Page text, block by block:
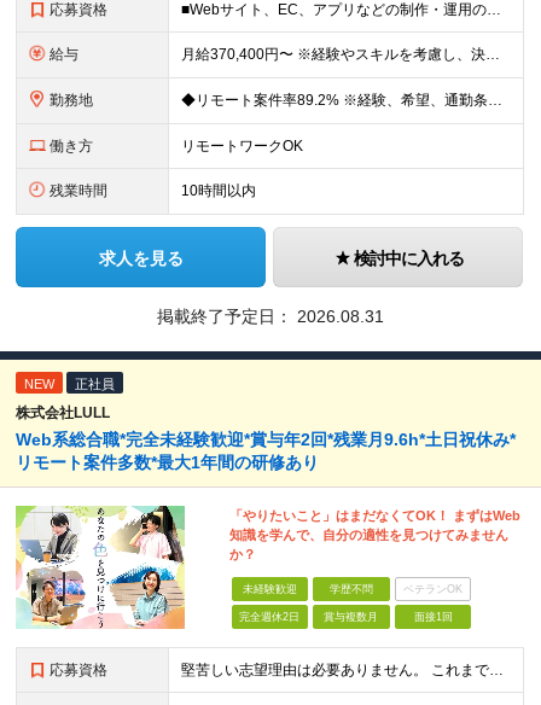
応募資格 ■Webサイト、EC、アプリなどの制作・運用のディレクションに関わった実務経験をお持ちの方（目安1年以上） ◆HTML、CSS、JavaScriptに関する基礎知識 ■学歴不問 Webディレクターの
給与 月給370,400円〜 ※経験やスキルを考慮し、決定いたします ※上記金額には固定残業代（30時間分/70,400円～）を含みます。超過分は別途全額支給いたします ※試用期間6カ月あり（期間中の給与・
勤務地 ◆リモート案件率89.2% ※経験、希望、通勤条件、案件状況を踏まえて配属先を決定します ※転居を伴う転勤はありません 一都三県のクライアント先＋在宅勤務（案件により異なります） 【本社】東京都千代
働き方 リモートワークOK
残業時間 10時間以内
求人を見る 検討中に入れる
掲載終了予定日： 2026.08.31
NEW 正社員
株式会社LULL
Web系総合職*完全未経験歓迎*賞与年2回*残業月9.6h*土日祝休み*
リモート案件多数*最大1年間の研修あり
「やりたいこと」はまだなくてOK！ まずはWeb
知識を学んで、自分の適性を見つけてみません
か？
未経験歓迎 学歴不問 ベテランOK
完全週休2日 賞与複数月 面接1回
応募資格 堅苦しい志望理由は必要ありません。 これまでの経験や経歴よりも、私たちは“これから”を重視します。 ★学歴・経歴不問 ★完全未経験OK ★社会人デビュー歓迎 ★第二新卒OK ＼当てはまる方はぜひご